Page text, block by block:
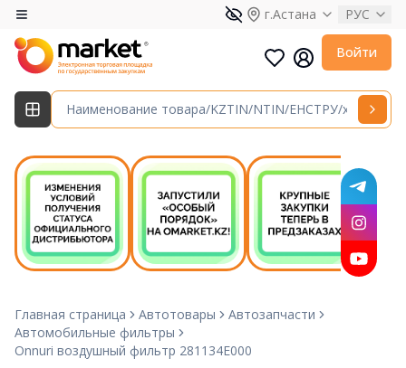
г.Астана РУС
Войти
Главная страница Автотовары
Автозапчасти
Автомобильные фильтры
Onnuri воздушный фильтр 281134E000